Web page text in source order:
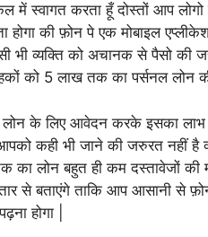
स्वागत करता हूँ दोस्तों आप लोगो
की फ़ोन पे एक मोबाइल
भी व्यक्ति को अचानक से पैसो की
को 5 लाख तक का पर्सनल लोन की
लोन के लिए आवेदन करके इसका
कही भी जाने की जरुरत नहीं है
लोन बहुत ही कम दस्तावेजों की
से बताएंगे ताकि आप आसानी से
होगा |